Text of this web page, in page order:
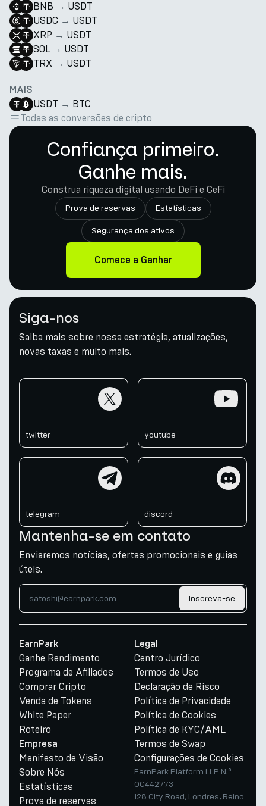
BNB → USDT
USDC → USDT
XRP → USDT
SOL → USDT
TRX → USDT
MAIS
USDT → BTC
Todas as conversões de cripto
Confiança primeiro.
Ganhe mais.
Construa riqueza digital usando DeFi e CeFi
Prova de reservas Estatísticas
Segurança dos ativos
Comece a Ganhar
Siga-nos
Saiba mais sobre nossa estratégia, atualizações,
novas taxas e muito mais.
twitter youtube
telegram discord
Mantenha-se em contato
Enviaremos notícias, ofertas promocionais e guias
úteis.
Inscreva-se
EarnPark
Ganhe Rendimento
Programa de Afiliados
Comprar Cripto
Venda de Tokens
White Paper
Roteiro
Empresa
Manifesto de Visão
Sobre Nós
Estatísticas
Prova de reservas
Legal
Centro Jurídico
Termos de Uso
Declaração de Risco
Política de Privacidade
Política de Cookies
Política de KYC/AML
Termos de Swap
Configurações de Cookies
EarnPark Platform LLP N.º
OC442773
128 City Road, Londres, Reino